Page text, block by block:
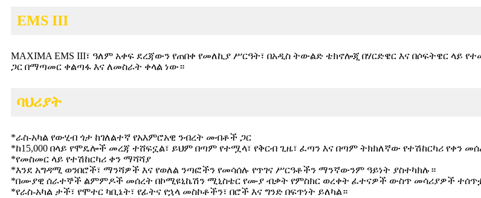
EMS III
MAXIMA EMS III፣ ዓለም አቀፍ ደረጃውን የጠበቀ የመለኪያ ሥርዓት፣ በአዲስ ትውልድ ቴክኖሎጂ በሃርድዌር እና በሶፍትዌር ላይ
ጋር በማጣመር ቀልጣፋ እና ለመስራት ቀላል ነው።
ባህሪያት
*ራስ-አካል የውሂብ ጎታ ከገለልተኛ የአእምሮአዊ ንብረት መብቶች ጋር
*ከ15,000 በላይ የሞዴሎች መረጃ ተሸፍኗል፣ ይህም በጣም የተሟላ፣ የቅርብ ጊዜ፣ ፈጣን እና በጣም ትክክለኛው የተሽከርካሪ የቀን
*የመስመር ላይ የተሽከርካሪ ቀን ማሻሻያ
*እንደ አግዳሚ ወንበሮች፣ ማንሻዎች እና የወለል ንጣፎችን የመሳሰሉ የጥገና ሥርዓቶችን ማንኛውንም ዓይነት ያስተካክሉ።
*በሙያዊ ሰራተኞች ልምምዶች መሰረት በኮሚዩኒኬሽን ሚኒስቴር የሙያ ብቃት የምስክር ወረቀት ፈተናዎች ውስጥ መሳሪያዎች
*የራስ-አካል ታች፣ የሞተር ካቢኔት፣ የፊትና የኋላ መስኮቶችን፣ በሮች እና ግንድ በፍጥነት ይለካል።